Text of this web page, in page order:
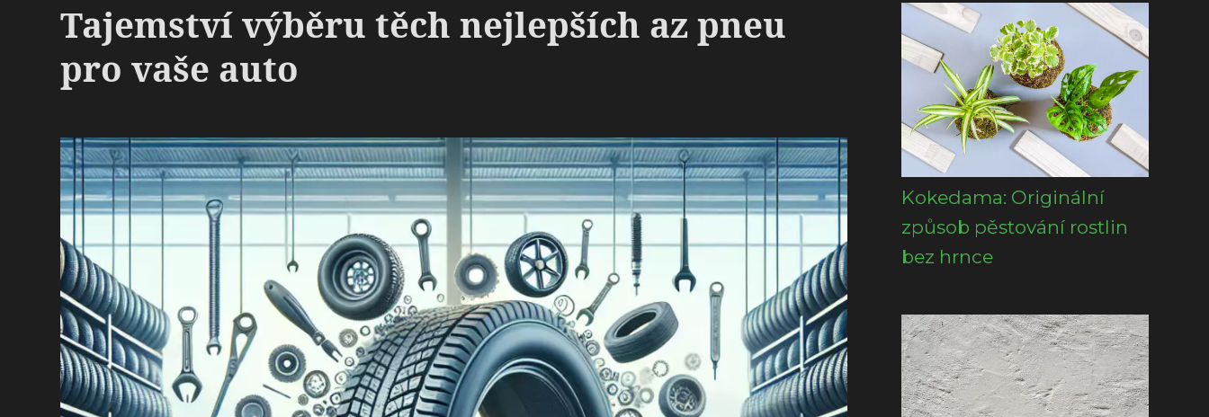
Tajemství výběru těch nejlepších az pneu
pro vaše auto
Kokedama: Originální
způsob pěstování rostlin
bez hrnce